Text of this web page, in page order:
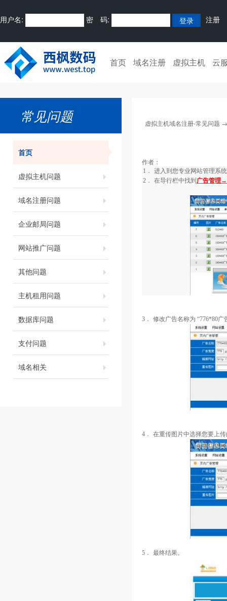
用户名: 密 码: 注册
首页 域名注册 虚拟主机 云
常见问题
首页
虚拟主机问题
域名注册问题
企业邮局问题
网站推广问题
其他问题
主机租用问题
数据库问题
支付问题
域名相关
虚拟主机域名注册-常见问题
作者：
1．
进入到您专业网站管理系
2．
在导行栏中找到 广告管理
3． 修改广告名称为 “776*80广
4． 在重传图片中选择您要上
5． 最终结果。